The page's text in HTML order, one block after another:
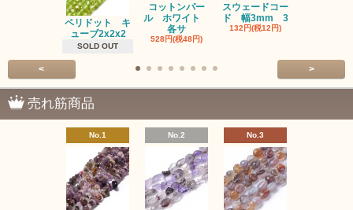
ペリドット キ
ューブ2x2x2
SOLD OUT
コットンパー
ル ホワイト
各サ
528円(税48円)
スウェードコー
ド 幅3mm 3
132円(税12円)
< >
売れ筋商品
No.1 No.2 No.3